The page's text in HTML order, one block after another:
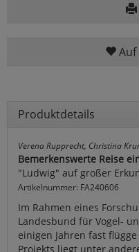
Auf
Produktdetails
Verena Rupprecht, Christina
Bemerkenswerte Reise
"Ludwig" auf großer
Artikelnummer: FA240606
Im Rahmen eines
Landesbund für Vogel-
einigen Jahren fast
Projekts liegt unter